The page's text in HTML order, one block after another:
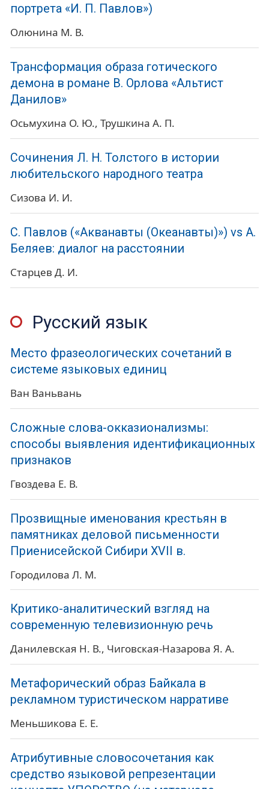
портрета «И. П. Павлов»)
Олюнина М. В.
Трансформация образа готического
демона в романе В. Орлова «Альтист
Данилов»
Осьмухина О. Ю. Трушкина А. П.
Сочинения Л. Н. Толстого в истории
любительского народного театра
Сизова И. И.
С. Павлов («Акванавты (Океанавты)») vs А.
Беляев: диалог на расстоянии
Старцев Д. И.
Русский язык
Место фразеологических сочетаний в
системе языковых единиц
Ван Ваньвань
Сложные слова-окказионализмы:
способы выявления идентификационных
признаков
Гвоздева Е. В.
Прозвищные именования крестьян в
памятниках деловой письменности
Приенисейской Сибири XVII в.
Городилова Л. М.
Критико-аналитический взгляд на
современную телевизионную речь
Данилевская Н. В. Чиговская-Назарова Я. А.
Метафорический образ Байкала в
рекламном туристическом нарративе
Меньшикова Е. Е.
Атрибутивные словосочетания как
средство языковой репрезентации